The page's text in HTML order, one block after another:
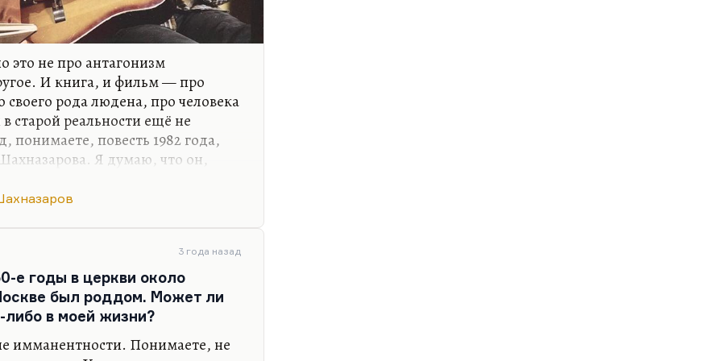
это не про антагонизм
И книга, и фильм — про
своего рода людена, про человека
старой реальности ещё не
понимаете, повесть 1982 года,
Я думаю, что он,
Это же повесть 1982 года —
и ранняя его проза другая. Она
новой генерации, в мире этих
оттолкнуться и взлететь? Что
он…
3 года назад
е годы в церкви около
был роддом. Может ли
либо в моей жизни?
имманентности. Понимаете, не